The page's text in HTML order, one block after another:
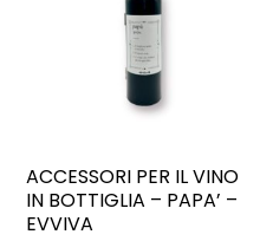
ACCESSORI PER IL VINO
IN BOTTIGLIA – PAPA’ –
EVVIVA